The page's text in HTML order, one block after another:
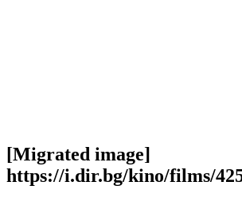
[Migrated image]
https://i.dir.bg/kino/films/